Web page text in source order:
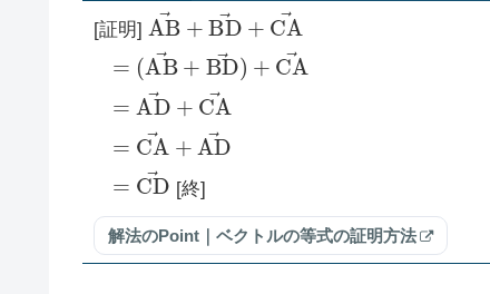
[証明]
AB→ +BD → +CA
B →+ B D→) C A→
D→ + CA→
CA→ + AD→
CD→
[終]
解法のPoint｜ベクトルの等式の証明方法